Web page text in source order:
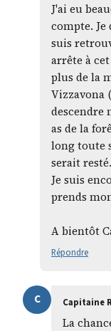
J'ai eu
compte.
suis
arrête à
plus de la
Vizzavona
descendre
as de la
long toute
serait
Je suis
prends
A bientôt
Répondre
C Capitaine
La